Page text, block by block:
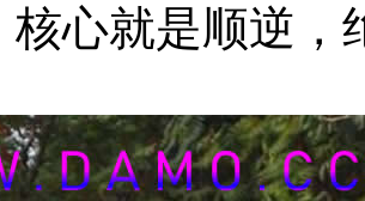
核心就是顺逆，